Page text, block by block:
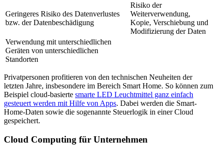
Geringeres Risiko des Datenverlustes
bzw. der Datenbeschädigung
Risiko der
Weiterverwendung,
Kopie, Verschiebung und
Modifizierung der Daten
Verwendung mit unterschiedlichen
Geräten von unterschiedlichen
Standorten
Privatpersonen profitieren von den technischen Neuheiten der
letzten Jahre, insbesondere im Bereich Smart Home. So können zum
Beispiel cloud-basierte smarte LED Leuchtmittel ganz einfach
gesteuert werden mit Hilfe von Apps. Dabei werden die Smart-
Home-Daten sowie die sogenannte Steuerlogik in einer Cloud
gespeichert.
Cloud Computing für Unternehmen